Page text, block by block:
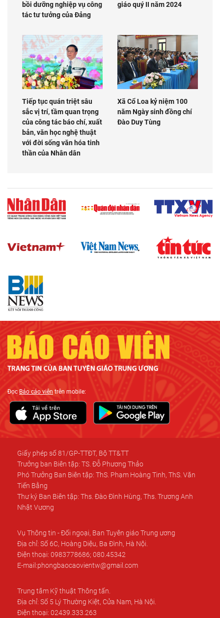
bồi dưỡng nghiệp vụ công
tác tư tưởng của Đảng
giáo quý II năm 2024
Tiếp tục quán triệt sâu
sắc vị trí, tầm quan trọng
của công tác báo chí, xuất
bản, văn học nghệ thuật
với đời sống văn hóa tinh
thần của Nhân dân
Xã Cổ Loa kỷ niệm 100
năm Ngày sinh đồng chí
Đào Duy Tùng
ĐọcBáo cáo viên trên mobile:
Giấy phép số 81/GP-TTĐT, Bộ TT&TT
Trưởng ban Biên tập: TS. Đỗ Phương Thảo
Phó Trưởng Ban Biên tập: ThS. Phạm Hoàng Tinh, ThS. Văn
Tiến Bằng
Thư ký Ban Biên tập: Ths. Đào Đình Hùng, Ths. Trương Anh
Nhật Vương
Vụ Thông tin - Đối ngoại, Ban Tuyên giáo Trung ương
Địa chỉ: Số 6C, Hoàng Diệu, Ba Đình, Hà Nội.
Điện thoại: 0983778686; 080.45342
E-mail:phongbaocaovientw@gmail.com
Trung tâm Kỹ thuật Thông tấn.
Địa chỉ: Số 5 Lý Thường Kiệt, Cửa Nam, Hà Nội.
Điện thoại: 02439.333.263